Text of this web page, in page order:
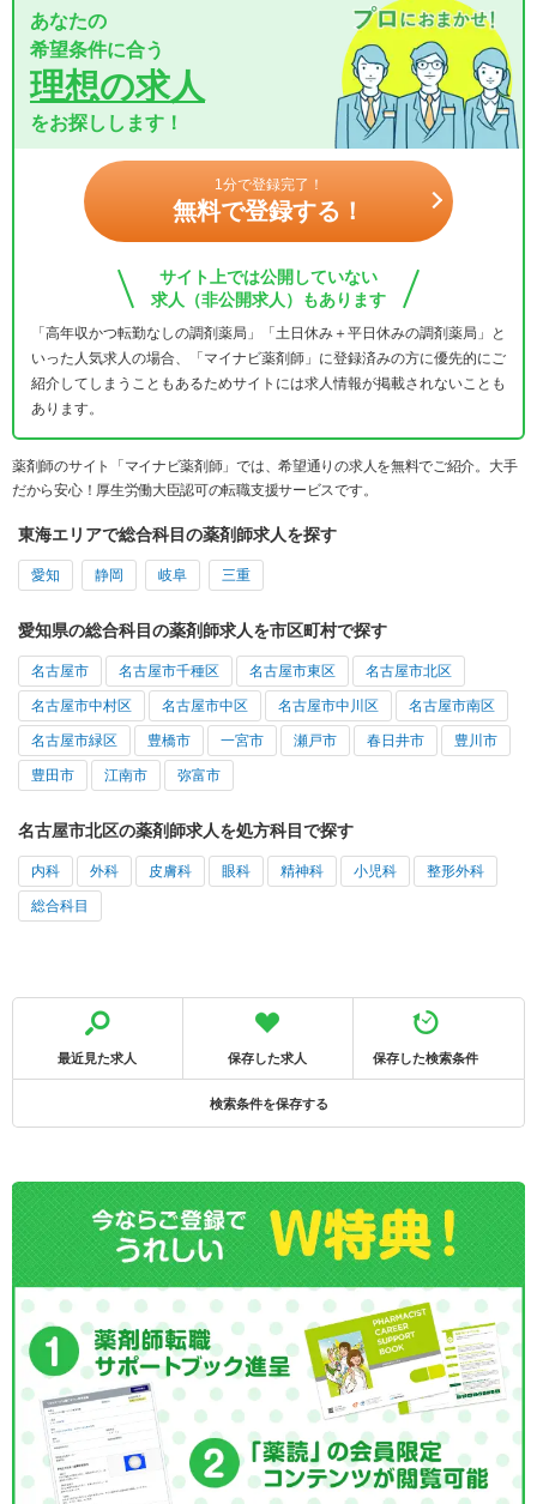
あなたの
希望条件に合う
理想の求人
をお探しします！
1分で登録完了！
無料で登録する！
サイト上では公開していない
求人（非公開求人）もあります
「高年収かつ転勤なしの調剤薬局」「土日休み＋平日休みの調剤薬局」と
いった人気求人の場合、「マイナビ薬剤師」に登録済みの方に優先的にご
紹介してしまうこともあるためサイトには求人情報が掲載されないことも
あります。
薬剤師のサイト「マイナビ薬剤師」では、希望通りの求人を無料でご紹介。大手
だから安心！厚生労働大臣認可の転職支援サービスです。
東海エリアで総合科目の薬剤師求人を探す
愛知 静岡 岐阜 三重
愛知県の総合科目の薬剤師求人を市区町村で探す
名古屋市 名古屋市千種区 名古屋市東区 名古屋市北区
名古屋市中村区 名古屋市中区 名古屋市中川区 名古屋市南区
名古屋市緑区 豊橋市 一宮市 瀬戸市 春日井市 豊川市
豊田市 江南市 弥富市
名古屋市北区の薬剤師求人を処方科目で探す
内科 外科 皮膚科 眼科 精神科 小児科 整形外科
総合科目
最近見た求人 保存した求人 保存した検索条件
検索条件を保存する